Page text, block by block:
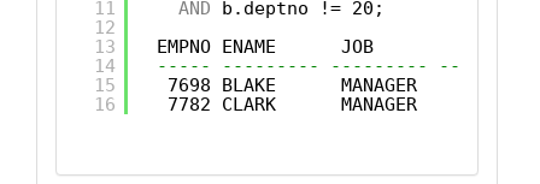
11
12
13
14
15
16
AND
b.deptno != 20;
EMPNO ENAME      JOB         SAL
----- --------- --------- -------
7698 BLAKE      MANAGER     2850
7782 CLARK      MANAGER     2450